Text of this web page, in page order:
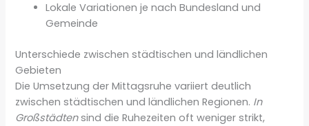
Lokale Variationen je nach Bundesland und
Gemeinde
Unterschiede zwischen städtischen und ländlichen
Gebieten
Die Umsetzung der Mittagsruhe variiert deutlich
zwischen städtischen und ländlichen Regionen. In
Großstädtensind die Ruhezeiten oft weniger strikt,